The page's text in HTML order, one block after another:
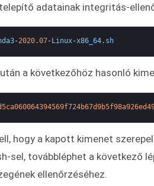
adatainak integritás-
-2020.07- Linux-x86_64. sh
a következőhöz hasonló
hogy a kapott kimenet
sel, továbbléphet a következő
ellenőrzéséhez.